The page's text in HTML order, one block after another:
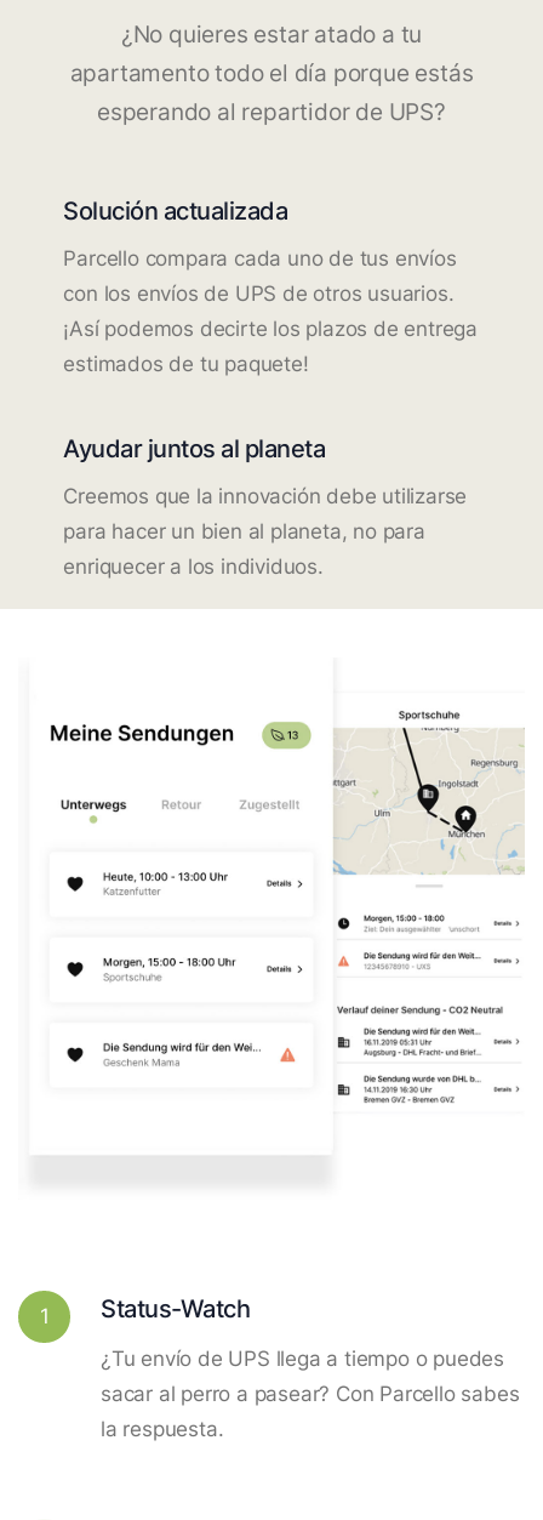
¿No quieres estar atado a tu
apartamento todo el día porque estás
esperando al repartidor de UPS?
Solución actualizada
Parcello compara cada uno de tus envíos
con los envíos de UPS de otros usuarios.
¡Así podemos decirte los plazos de entrega
estimados de tu paquete!
Ayudar juntos al planeta
Creemos que la innovación debe utilizarse
para hacer un bien al planeta, no para
enriquecer a los individuos.
1 Status-Watch
¿Tu envío de UPS llega a tiempo o puedes
sacar al perro a pasear? Con Parcello sabes
la respuesta.